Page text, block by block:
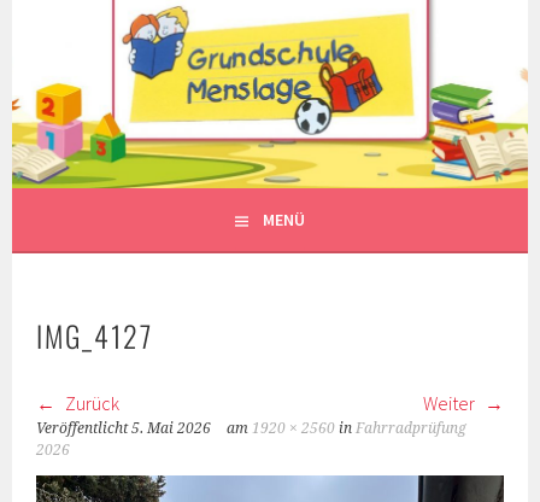
MENÜ
IMG_4127
Zurück Weiter
Veröffentlicht5. Mai 2026 am 1920 × 2560 inFahrradprüfung
2026